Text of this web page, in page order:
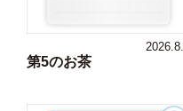
第5のお茶